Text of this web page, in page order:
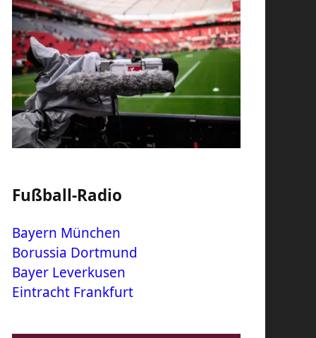
Fußball-Radio
Bayern München
Borussia Dortmund
Bayer Leverkusen
Eintracht Frankfurt